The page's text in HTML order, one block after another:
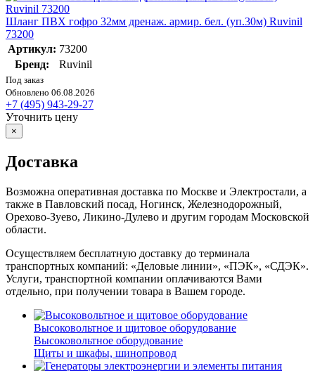
Шланг ПВХ гофро 32мм дренаж. армир. бел. (уп.30м) Ruvinil
73200
Артикул: 73200
Бренд:
Ruvinil
Под заказ
Обновлено 06.08.2026
+7 (495) 943-29-27
Уточнить цену
×
Доставка
Возможна оперативная доставка по Москве и Электростали, а
также в Павловский посад, Ногинск, Железнодорожный,
Орехово-Зуево, Ликино-Дулево и другим городам Московской
области.
Осуществляем бесплатную доставку до терминала
транспортных компаний: «Деловые линии», «ПЭК», «СДЭК».
Услуги, транспортной компании оплачиваются Вами
отдельно, при получении товара в Вашем городе.
Высоковольтное и щитовое оборудование
Высоковольтное оборудование
Щиты и шкафы, шинопровод